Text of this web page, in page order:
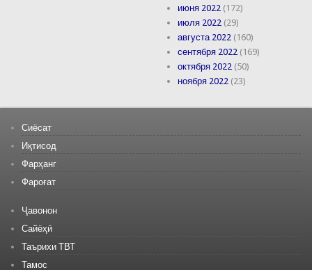
июня 2022 (172)
июля 2022 (29)
августа 2022 (160)
сентября 2022 (169)
октября 2022 (50)
ноября 2022 (23)
Сиёсат
Иқтисод
Фарҳанг
Фароғат
Ҷавонон
Сайёҳӣ
Таърихи ТВТ
Тамос